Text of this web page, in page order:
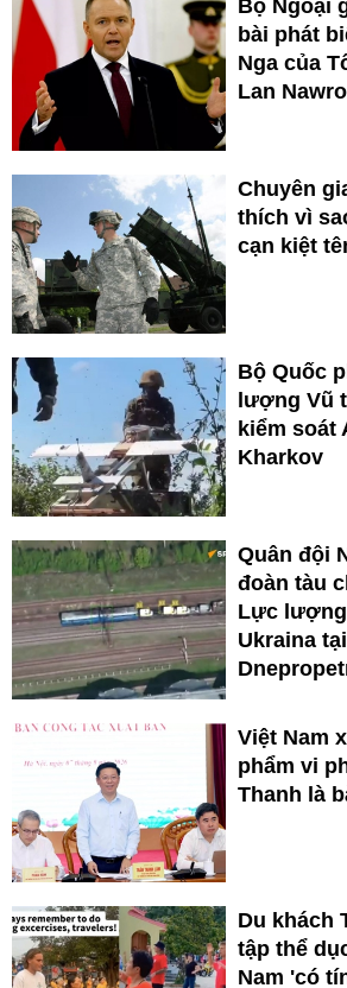
Bộ Ngoại
bài phát
Nga của
Lan
Chuyên
thích vì
cạn kiệt
Bộ Quốc
lượng Vũ
kiểm soát
Kharkov
Quân đội
đoàn tàu
Lực
Ukraina
Việt Nam
phẩm vi
Thanh là
Du khách
tập thể
Nam 'có